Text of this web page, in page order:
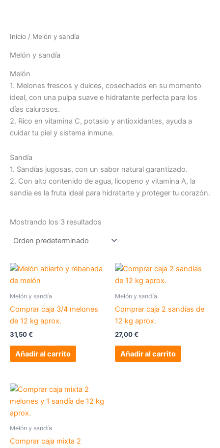
Inicio / Melón y sandía
Melón y sandía
Melón
1. Melones frescos y dulces, cosechados en su momento
ideal, con una pulpa suave e hidratante perfecta para los
días calurosos.
2. Rico en vitamina C, potasio y antioxidantes, ayuda a
cuidar tu piel y sistema inmune.
Sandía
1. Sandías jugosas, con un sabor natural garantizado.
2. Con alto contenido de agua, licopeno y vitamina A, la
sandia es la fruta ideal para hidratarte y proteger tu corazón.
Mostrando los 3 resultados
Melón y sandía
Comprar caja 3/4 melones
de 12 kg aprox.
31,50€
Añadir al carrito
Melón y sandía
Comprar caja 2 sandías de
12 kg aprox.
27,00€
Añadir al carrito
Melón y sandía
Comprar caja mixta 2